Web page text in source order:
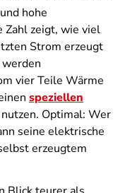
hohe
Zahl zeigt, wie viel
Strom erzeugt
vier Teile Wärme
speziellen
Optimal: Wer
seine elektrische
erzeugtem